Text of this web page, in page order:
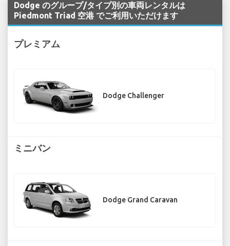
Dodge のグループ/タイプ別の車両レンタルは
Piedmont Triad 空港 でご利用いただけます
プレミアム
Dodge Challenger
ミニバン
Dodge Grand Caravan